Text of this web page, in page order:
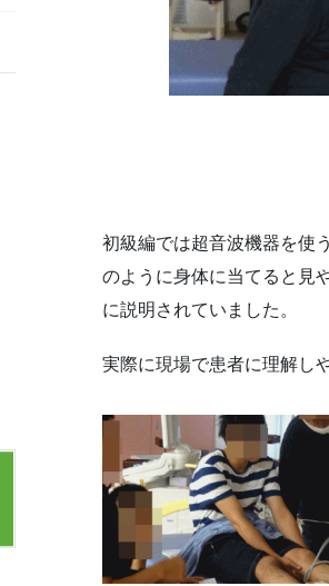
初級編では超音波機器を使
のように身体に当てると見
に説明されていました。
実際に現場で患者に理解し